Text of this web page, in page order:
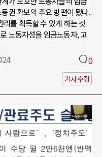
권 확보의 주요 방편이 됐다.
를 획득할 수 있게 하는 것
노동자성을 임금노동자, 고
0
기사수정